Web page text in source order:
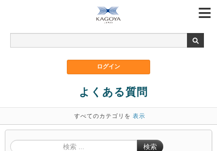
よくある質問
すべてのカテゴリを 表示
検索